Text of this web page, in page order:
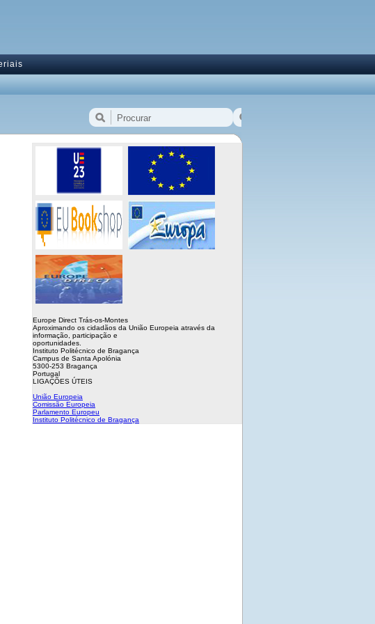
Europe Direct Trás-os-Montes
Aproximando os cidadãos da União Europeia através da
informação, participação e
oportunidades.
Instituto Politécnico de Bragança
Campus de Santa Apolónia
5300-253 Bragança
Portugal
LIGAÇÕES ÚTEIS
União Europeia
Comissão Europeia
Parlamento Europeu
Instituto Politécnico de Bragança